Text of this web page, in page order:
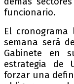
funcionario.
El
semana será
Gabinete en
estrategia de
forzar una